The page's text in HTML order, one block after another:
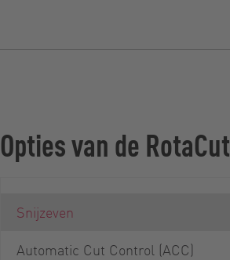
Opties van de RotaCut
Snijzeven
Automatic Cut Control (ACC)